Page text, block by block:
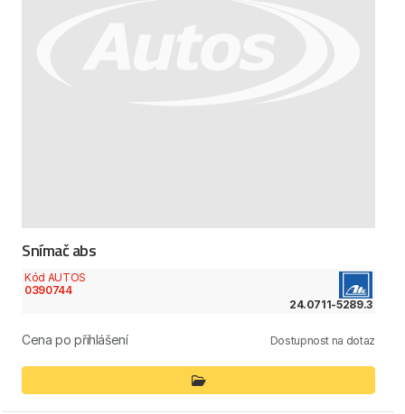
Snímač abs
Kód AUTOS
0390744
24.0711-5289.3
Cena po přihlášení Dostupnost na dotaz